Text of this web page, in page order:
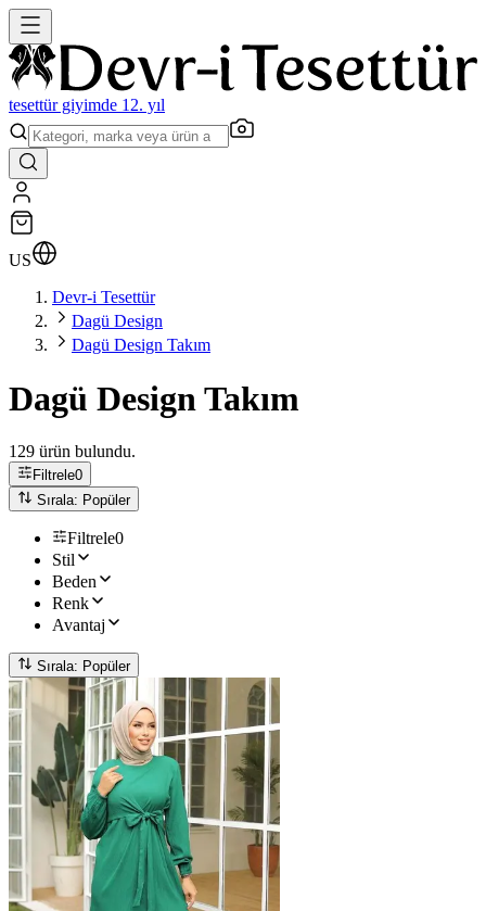
tesettür giyimde 12. yıl
US
Devr-i Tesettür
Dagü Design
Dagü Design Takım
Dagü Design Takım
129 ürün bulundu.
Filtrele0
Sırala: Popüler
Filtrele0
Stil
Beden
Renk
Avantaj
Sırala: Popüler